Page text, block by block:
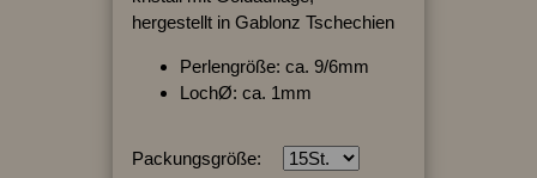
hergestellt in Gablonz Tschechien
Perlengröße: ca. 9/6mm
LochØ: ca. 1mm
Packungsgröße: